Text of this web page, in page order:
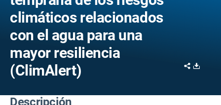
climáticos relacionados
con el agua para una
mayor resiliencia
(ClimAlert)
Share
Descripción